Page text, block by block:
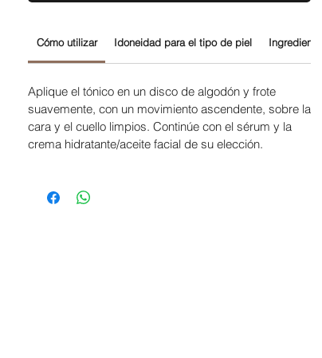
Cómo utilizar Idoneidad para el tipo de piel Ingredientes
Aplique el tónico en un disco de algodón y frote
suavemente, con un movimiento ascendente, sobre la
cara y el cuello limpios. Continúe con el sérum y la
crema hidratante/aceite facial de su elección.